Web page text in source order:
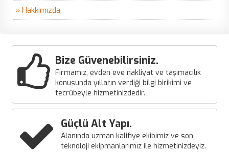
» Hakkımızda
Bize Güvenebilirsiniz.
Firmamız, evden eve nakliyat ve taşımacılık
konusunda yılların verdiği bilgi birikimi ve
tecrübeyle hizmetinizdedir.
Güçlü Alt Yapı.
Alanında uzman kalifiye ekibimiz ve son
teknoloji ekipmanlarımız ile hizmetinizdeyiz.